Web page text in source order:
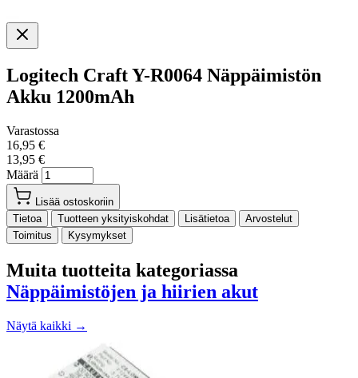
Logitech Craft Y-R0064 Näppäimistön
Akku 1200mAh
Varastossa
16,95 €
13,95 €
Määrä
Lisää ostoskoriin
Tietoa
Tuotteen yksityiskohdat Lisätietoa
Arvostelut
Toimitus
Kysymykset
Muita tuotteita kategoriassa
Näppäimistöjen ja hiirien akut
Näytä kaikki →